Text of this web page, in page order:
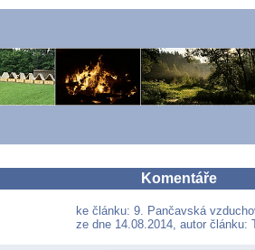
Komentáře
ke článku: 9. Pančavská
ze dne 14.08.2014, autor článku: